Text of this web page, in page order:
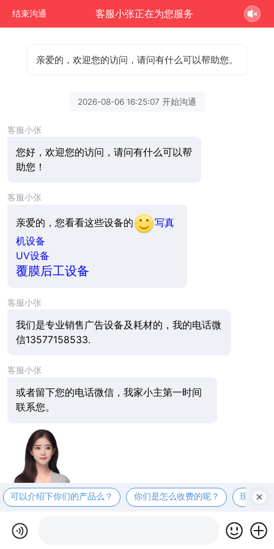
结束沟通 客服小张正在为您服务
亲爱的，欢迎您的访问，请问有什么可以帮助您。
2026-08-06 16:25:07 开始沟通
客服小张
您好，欢迎您的访问，请问有什么可以帮
助您！
客服小张
亲爱的，您看看这些设备的
写真
机设备
UV设备
覆膜后工设备
客服小张
我们是专业销售广告设备及耗材的，我的电话微
信13577158533.
客服小张
或者留下您的电话微信，我家小主第一时间
联系您。
可以介绍下你们的产品么？ 你们是怎么收费的呢？ 现在有